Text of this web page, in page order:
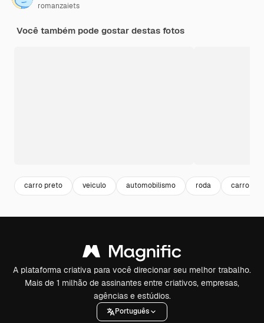
romanzaiets
Você também pode gostar destas fotos
carro preto veiculo automobilismo roda carro
A plataforma criativa para você direcionar seu melhor trabalho.
Mais de 1 milhão de assinantes entre criativos, empresas,
agências e estúdios.
Português